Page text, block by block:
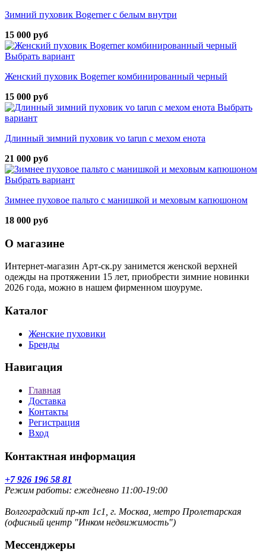
Зимний пуховик Bogerner с белым внутри
15 000 руб
Выбрать вариант
Женский пуховик Bogerner комбинированный черный
15 000 руб
Выбрать
вариант
Длинный зимний пуховик vo tarun с мехом енота
21 000 руб
Выбрать вариант
Зимнее пуховое пальто с манишкой и меховым капюшоном
18 000 руб
О магазине
Интернет-магазин Арт-ск.ру занимется женской верхней
одежды на протяжении 15 лет, приобрести зимние новинки
2026 года, можно в нашем фирменном шоуруме.
Каталог
Женские пуховики
Бренды
Навигация
Главная
Доставка
Контакты
Регистрация
Вход
Контактная информация
+7 926 196 58 81
Режим работы: ежедневно 11:00-19:00
Волгоградский пр-кт 1с1, г. Москва, метро Пролетарская
(офисный центр "Инком недвижимость")
Мессенджеры